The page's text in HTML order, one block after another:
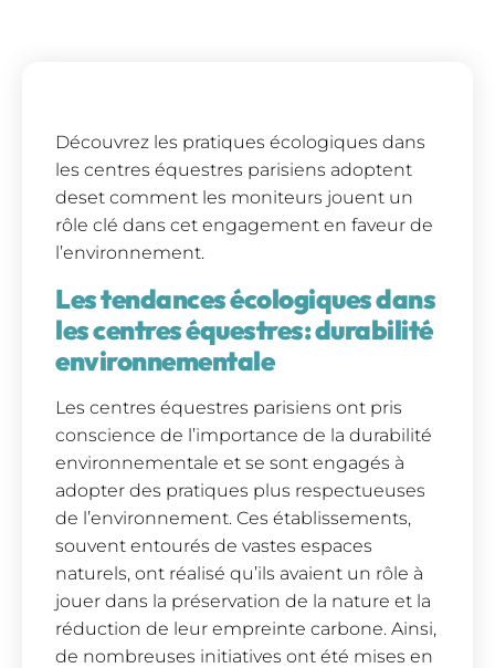
Découvrez les pratiques écologiques dans
les centres équestres parisiens adoptent
deset comment les moniteurs jouent un
rôle clé dans cet engagement en faveur de
l’environnement.
Les tendances écologiques dans
les centres équestres: durabilité
environnementale
Les centres équestres parisiens ont pris
conscience de l’importance de la durabilité
environnementale et se sont engagés à
adopter des pratiques plus respectueuses
de l’environnement. Ces établissements,
souvent entourés de vastes espaces
naturels, ont réalisé qu’ils avaient un rôle à
jouer dans la préservation de la nature et la
réduction de leur empreinte carbone. Ainsi,
de nombreuses initiatives ont été mises en